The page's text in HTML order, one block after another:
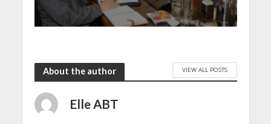
About the author VIEW ALL POSTS
Elle ABT